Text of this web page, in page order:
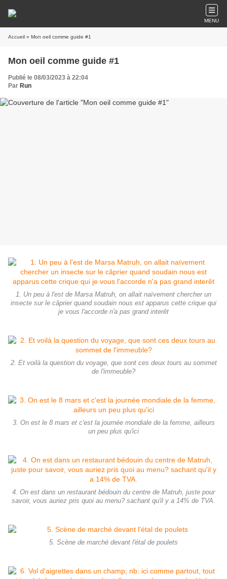
MENU
Accueil » Mon oeil comme guide #1
Mon oeil comme guide #1
Publié le 08/03/2023 à 22:04
Par Run
1. Un peu à l'est de Marsa Matruh, on allait naïvement chercher un
insecte sur le câprier quand soudain nous est apparus cette crique qui
je vous l'accorde n'a pas grand interêt
2. Et voilà la question du voyage, que sont ces deux tours au sommet
de l'immeuble?
3. On est le 8 mars et c'est la journée mondiale de la femme, ailleurs
un peu plus qu'ici
4. On est dans un restaurant bédouin du centre de Matruh, juste pour
savoir, vous auriez pris quoi au menu? sachant qu'il y a 14% de TVA.
5. Scène de marché devant l'étal de poulets